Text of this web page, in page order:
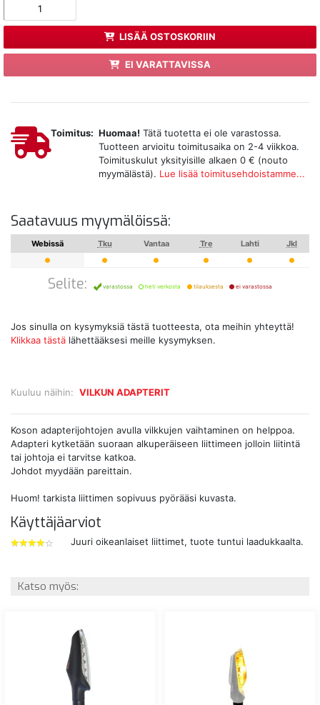
LISÄÄ OSTOSKORIIN
EI VARATTAVISSA
Kuuluu näihin: VILKUN ADAPTERIT
Toimitus: Huomaa! Tätä tuotetta ei ole varastossa.
Tuotteen arvioitu toimitusaika on 2-4 viikkoa.
Toimituskulut yksityisille alkaen 0 € (nouto
myymälästä). Lue lisää toimitusehdoistamme...
Saatavuus myymälöissä:
Webissä Tku Vantaa Tre Lahti Jkl
Selite: varastossa heti verkosta tilauksesta ei varastossa
Jos sinulla on kysymyksiä tästä tuotteesta, ota meihin yhteyttä!
Klikkaa tästä lähettääksesi meille kysymyksen.
Koson adapterijohtojen avulla vilkkujen vaihtaminen on helppoa.
Adapteri kytketään suoraan alkuperäiseen liittimeen jolloin liitintä
tai johtoja ei tarvitse katkoa.
Johdot myydään pareittain.
Huom! tarkista liittimen sopivuus pyörääsi kuvasta.
Käyttäjäarviot
Juuri oikeanlaiset liittimet, tuote tuntui laadukkaalta.
Katso myös: